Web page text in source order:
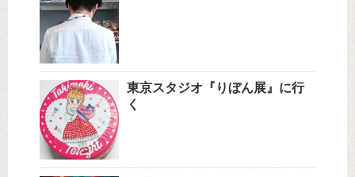
東京スタジオ『りぼん展』に行
く